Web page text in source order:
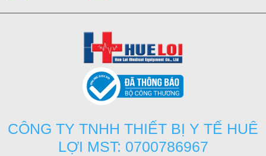
CÔNG TY TNHH THIẾT BỊ Y TẾ HUÊ
LỢI MST: 0700786967